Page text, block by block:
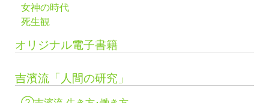
女神の時代
死生観
オリジナル電子書籍
吉濱流「人間の研究」